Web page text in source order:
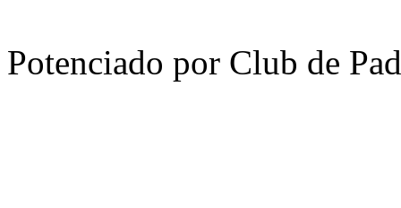
Potenciado por Club de